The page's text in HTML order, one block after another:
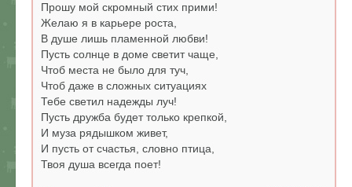
Прошу мой скромный стих прими!
Желаю я в карьере роста,
В душе лишь пламенной любви!
Пусть солнце в доме светит чаще,
Чтоб места не было для туч,
Чтоб даже в сложных ситуациях
Тебе светил надежды луч!
Пусть дружба будет только крепкой,
И муза рядышком живет,
И пусть от счастья, словно птица,
Твоя душа всегда поет!